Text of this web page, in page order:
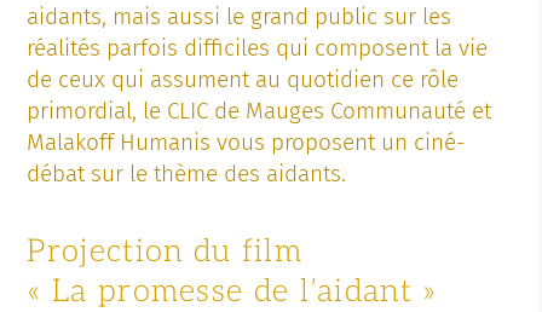
aidants, mais aussi le grand public sur les
réalités parfois difficiles qui composent la vie
de ceux qui assument au quotidien ce rôle
primordial, le CLIC de Mauges Communauté et
Malakoff Humanis vous proposent un ciné-
débat sur le thème des aidants.
Projection du film
« La promesse de l’aidant »